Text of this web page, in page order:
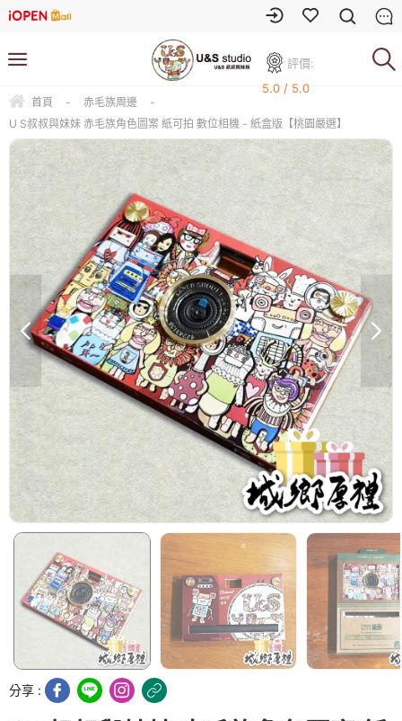
評價:
5.0 / 5.0
首頁 - 赤毛族周邊
-
U S叔叔與妹妹 赤毛族角色圖案 紙可拍 數位相機 - 紙盒版【桃園嚴選】
分享 :